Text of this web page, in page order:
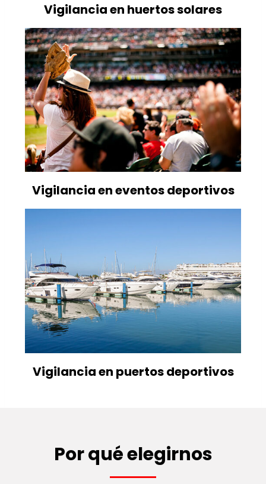
Vigilancia en huertos solares
Vigilancia en eventos deportivos
Vigilancia en puertos deportivos
Por qué elegirnos